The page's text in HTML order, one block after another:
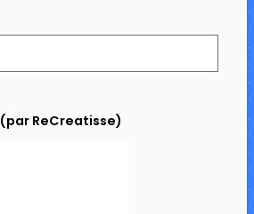
(par ReCreatisse)